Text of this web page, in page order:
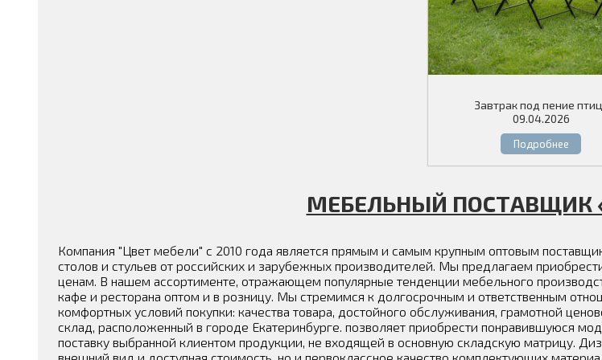
Завтрак под пение
09.04.2026
Подробнее
МЕБЕЛЬНЫЙ ПОСТАВЩИК
Компания "Цвет мебели" с 2010 года является прямым и самым крупным оптовым
столов и стульев от российских и зарубежных производителей. Мы предлагаем
ценам. В нашем ассортименте, отражающем популярные тенденции мебельного
кафе и ресторана оптом и в розницу. Мы стремимся к долгосрочным и ответственным
комфортных условий покупки: качества товара, достойного обслуживания, грамотной
склад, расположенный в городе Екатеринбурге. позволяет приобрести понравившуюся
поставку выбранной клиентом продукции, не входящей в основную складскую матрицу.